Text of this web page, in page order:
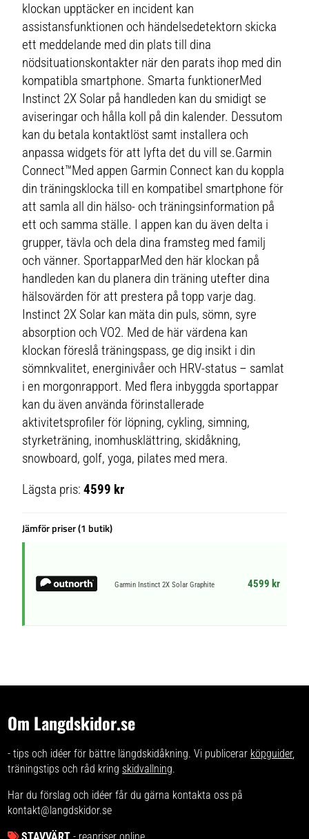
klockan upptäcker en incident kan
assistansfunktionen och händelsedetektorn skicka
ett meddelande med din plats till dina
nödsituationskontakter när den parats ihop med din
kompatibla smartphone. Smarta funktionerMed
Instinct 2X Solar på handleden kan du smidigt se
aviseringar och hålla koll på din kalender. Dessutom
kan du betala kontaktlöst samt installera och
anpassa widgets för att lyfta det du vill se.Garmin
Connect™Med appen Garmin Connect kan du koppla
din träningsklocka till en kompatibel smartphone för
att samla all din hälso- och träningsinformation på
ett och samma ställe. I appen kan du även delta i
grupper, tävla och dela dina framsteg med familj
och vänner. SportapparMed den här klockan på
handleden kan du planera din träning utefter dina
hälsovärden för att prestera på topp varje dag.
Instinct 2X Solar kan mäta din puls, sömn, syre
absorption och VO2. Med de här värdena kan
klockan föreslå träningspass, ge dig insikt i din
sömnkvalitet, energinivåer och HRV-status – samlat
i en morgonrapport. Med flera inbyggda sportappar
kan du även använda förinstallerade
aktivitetsprofiler för löpning, cykling, simning,
styrketräning, inomhusklättring, skidåkning,
snowboard, golf, yoga, pilates med mera.
Lägsta pris:4599 kr
Jämför priser (1 butik)
Garmin Instinct 2X Solar Graphite 4599 kr
Om Langdskidor.se
- tips och idéer för bättre längdskidåkning. Vi publicerar köpguider,
träningstips och råd kring skidvallning.
Har du förslag och idéer får du gärna kontakta oss på
kontakt@langdskidor.se